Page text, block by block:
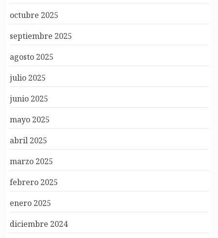
octubre 2025
septiembre 2025
agosto 2025
julio 2025
junio 2025
mayo 2025
abril 2025
marzo 2025
febrero 2025
enero 2025
diciembre 2024